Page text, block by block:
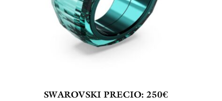
SWAROVSKI PRECIO: 250€